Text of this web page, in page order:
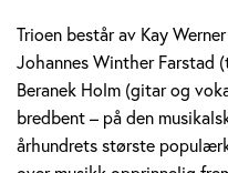
Trioen består av Kay
Johannes Winther Farstad
Beranek Holm (gitar og
bredbent – på den
århundrets største